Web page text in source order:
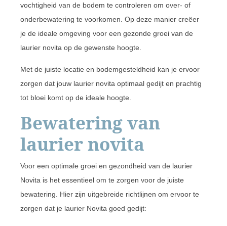
vochtigheid van de bodem te controleren om over- of
onderbewatering te voorkomen. Op deze manier creëer
je de ideale omgeving voor een gezonde groei van de
laurier novita op de gewenste hoogte.
Met de juiste locatie en bodemgesteldheid kan je ervoor
zorgen dat jouw laurier novita optimaal gedijt en prachtig
tot bloei komt op de ideale hoogte.
Bewatering van
laurier novita
Voor een optimale groei en gezondheid van de laurier
Novita is het essentieel om te zorgen voor de juiste
bewatering. Hier zijn uitgebreide richtlijnen om ervoor te
zorgen dat je laurier Novita goed gedijt: